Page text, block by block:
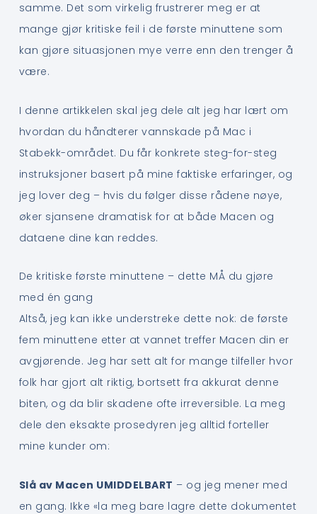
samme. Det som virkelig frustrerer meg er at
mange gjør kritiske feil i de første minuttene som
kan gjøre situasjonen mye verre enn den trenger å
være.
I denne artikkelen skal jeg dele alt jeg har lært om
hvordan du håndterer vannskade på Mac i
Stabekk-området. Du får konkrete steg-for-steg
instruksjoner basert på mine faktiske erfaringer, og
jeg lover deg – hvis du følger disse rådene nøye,
øker sjansene dramatisk for at både Macen og
dataene dine kan reddes.
De kritiske første minuttene – dette MÅ du gjøre
med én gang
Altså, jeg kan ikke understreke dette nok: de første
fem minuttene etter at vannet treffer Macen din er
avgjørende. Jeg har sett alt for mange tilfeller hvor
folk har gjort alt riktig, bortsett fra akkurat denne
biten, og da blir skadene ofte irreversible. La meg
dele den eksakte prosedyren jeg alltid forteller
mine kunder om:
Slå av Macen UMIDDELBART – og jeg mener med
en gang. Ikke «la meg bare lagre dette dokumentet